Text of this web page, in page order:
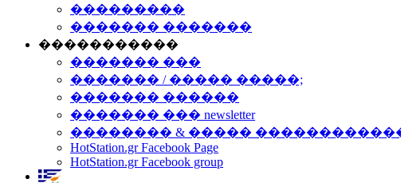
���������
������� �������
�����������
������� ���
������� / ����� �����;
������� ������
������� ��� newsletter
�������� & �����
HotStation.gr Facebook Page
HotStation.gr Facebook group